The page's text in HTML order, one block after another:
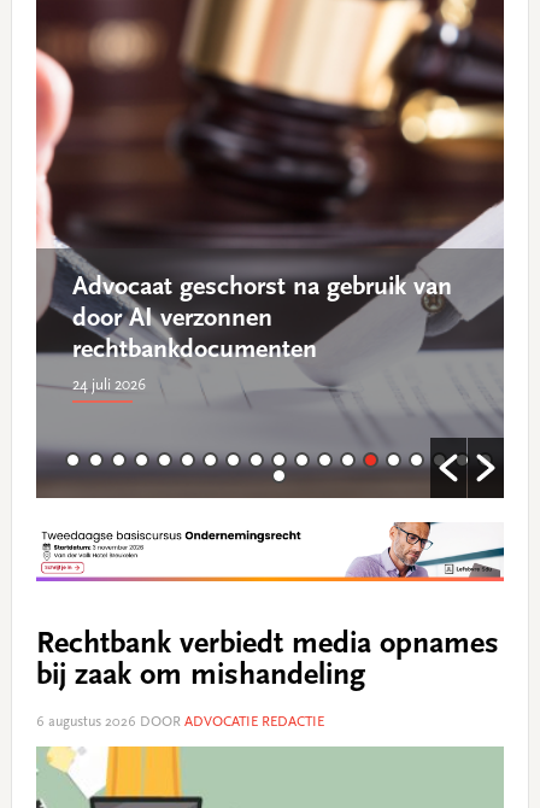
Advocaat geschorst na gebruik van
door AI verzonnen
rechtbankdocumenten
24 juli 2026
Rechtbank verbiedt media opnames
bij zaak om mishandeling
6 augustus 2026 DOOR ADVOCATIE REDACTIE